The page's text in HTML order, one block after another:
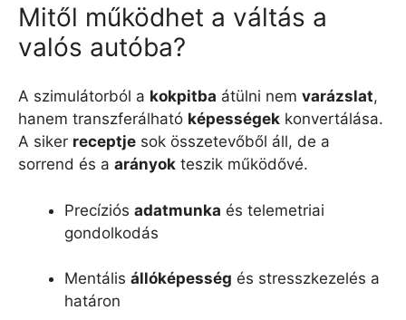
Mitől működhet a váltás a
valós autóba?
A szimulátorból a kokpitba átülni nem varázslat,
hanem transzferálható képességek konvertálása.
A siker receptje sok összetevőből áll, de a
sorrend és a arányok teszik működővé.
Precíziós adatmunka és telemetriai
gondolkodás
Mentális állóképesség és stresszkezelés a
határon